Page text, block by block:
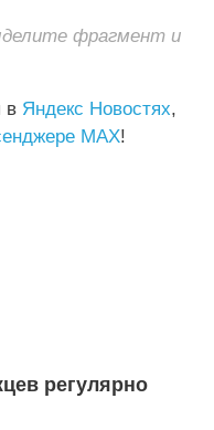
фрагмент и
в Яндекс Новостях,
MAX!
регулярно